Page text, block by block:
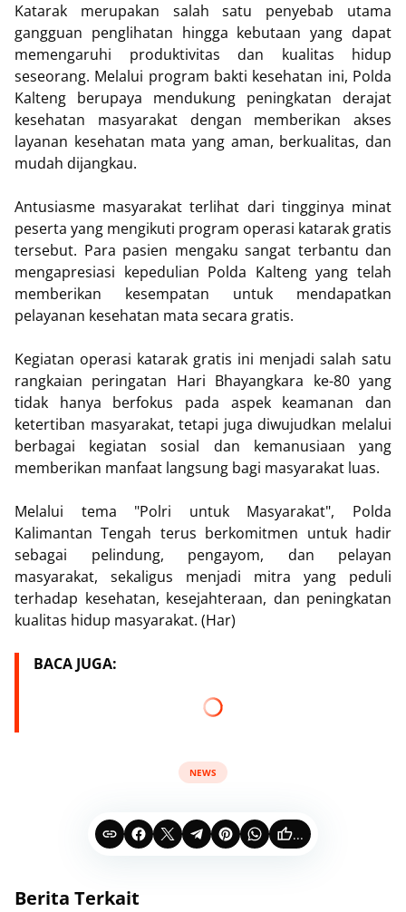
Katarak merupakan salah satu penyebab utama
gangguan penglihatan hingga kebutaan yang dapat
memengaruhi produktivitas dan kualitas hidup
seseorang. Melalui program bakti kesehatan ini, Polda
Kalteng berupaya mendukung peningkatan derajat
kesehatan masyarakat dengan memberikan akses
layanan kesehatan mata yang aman, berkualitas, dan
mudah dijangkau.
Antusiasme masyarakat terlihat dari tingginya minat
peserta yang mengikuti program operasi katarak gratis
tersebut. Para pasien mengaku sangat terbantu dan
mengapresiasi kepedulian Polda Kalteng yang telah
memberikan kesempatan untuk mendapatkan
pelayanan kesehatan mata secara gratis.
Kegiatan operasi katarak gratis ini menjadi salah satu
rangkaian peringatan Hari Bhayangkara ke-80 yang
tidak hanya berfokus pada aspek keamanan dan
ketertiban masyarakat, tetapi juga diwujudkan melalui
berbagai kegiatan sosial dan kemanusiaan yang
memberikan manfaat langsung bagi masyarakat luas.
Melalui tema "Polri untuk Masyarakat", Polda
Kalimantan Tengah terus berkomitmen untuk hadir
sebagai pelindung, pengayom, dan pelayan
masyarakat, sekaligus menjadi mitra yang peduli
terhadap kesehatan, kesejahteraan, dan peningkatan
kualitas hidup masyarakat. (Har)
BACA JUGA:
NEWS
...
Berita Terkait